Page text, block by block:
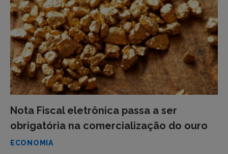
Nota Fiscal eletrônica passa a ser
obrigatória na comercialização do ouro
ECONOMIA